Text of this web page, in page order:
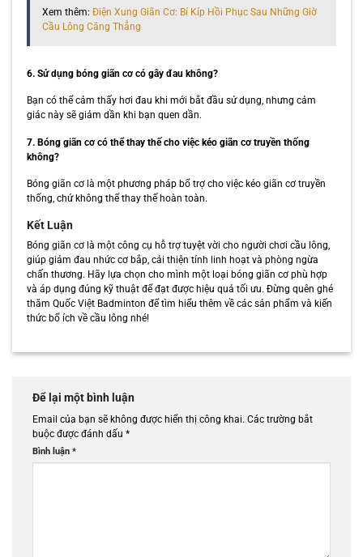
Xem thêm: Điện Xung Giãn Cơ: Bí Kíp Hồi Phục Sau Những Giờ
Cầu Lông Căng Thẳng
6. Sử dụng bóng giãn cơ có gây đau không?
Bạn có thể cảm thấy hơi đau khi mới bắt đầu sử dụng, nhưng cảm
giác này sẽ giảm dần khi bạn quen dần.
7. Bóng giãn cơ có thể thay thế cho việc kéo giãn cơ truyền thống
không?
Bóng giãn cơ là một phương pháp bổ trợ cho việc kéo giãn cơ truyền
thống, chứ không thể thay thế hoàn toàn.
Kết Luận
Bóng giãn cơ là một công cụ hỗ trợ tuyệt vời cho người chơi cầu lông,
giúp giảm đau nhức cơ bắp, cải thiện tính linh hoạt và phòng ngừa
chấn thương. Hãy lựa chọn cho mình một loại bóng giãn cơ phù hợp
và áp dụng đúng kỹ thuật để đạt được hiệu quả tối ưu. Đừng quên ghé
thăm Quốc Việt Badminton để tìm hiểu thêm về các sản phẩm và kiến
thức bổ ích về cầu lông nhé!
Để lại một bình luận
Email của bạn sẽ không được hiển thị công khai. Các trường bắt
buộc được đánh dấu *
Bình luận *